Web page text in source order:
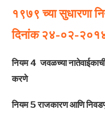
१९७९ च्या सुधारणा
दिनांक २४-०२-
नियम 4 जवळच्या
करणे
नियम 5 राजकारण आणि